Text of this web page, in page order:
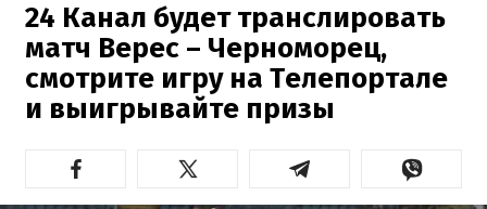
24 Канал будет транслировать
матч Верес – Черноморец,
смотрите игру на Телепортале
и выигрывайте призы